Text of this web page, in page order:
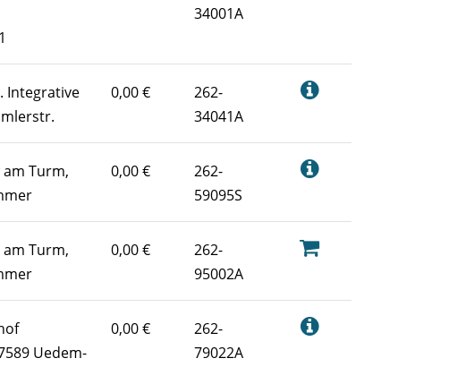
34001A
Integrative
0,00 €
262-
34041A
Turm,
0,00 €
262-
59095S
Turm,
0,00 €
262-
95002A
Uedem-
0,00 €
262-
79022A